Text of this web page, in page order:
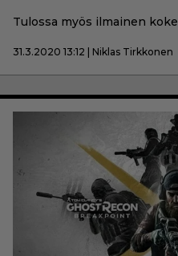
Tulossa myös ilmainen
31.3.2020 13:12 | Niklas Tirkkonen